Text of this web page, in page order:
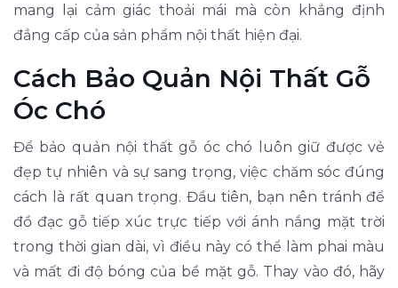
mang lại cảm giác thoải mái mà còn khẳng định
đẳng cấp của sản phẩm nội thất hiện đại.
Cách Bảo Quản Nội Thất Gỗ
Óc Chó
Để bảo quản nội thất gỗ óc chó luôn giữ được vẻ
đẹp tự nhiên và sự sang trọng, việc chăm sóc đúng
cách là rất quan trọng. Đầu tiên, bạn nên tránh để
đồ đạc gỗ tiếp xúc trực tiếp với ánh nắng mặt trời
trong thời gian dài, vì điều này có thể làm phai màu
và mất đi độ bóng của bề mặt gỗ. Thay vào đó, hãy